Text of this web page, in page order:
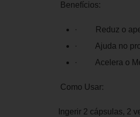
Benefícios:
· Reduz o
· Ajuda no
· Acelera o
Como Usar:
Ingerir 2 cápsulas, 2